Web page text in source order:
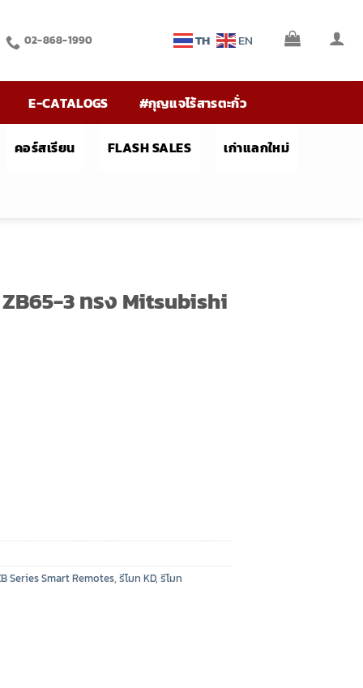
02-868-1990 TH EN
E-CATALOGS #กุญแจไร้สารตะกั่ว
คอร์สเรียน FLASH SALES เก่าแลกใหม่
3 ทรง Mitsubishi
Series Smart Remotes, รีโมท KD, รีโมท